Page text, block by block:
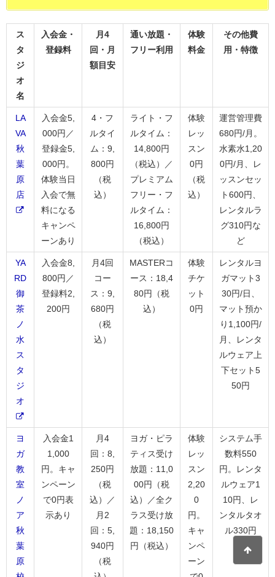
ス
タ
ジ
オ
名
入会金・
登録料
月4
回・月
額目安
通い放題・
フリー利用
体験
料金
その他費
用・特徴
LA
VA
秋
葉
原
店
入会金5,
000円／
登録金5,
000円。
体験当日
入会で無
料になる
キャンペ
ーンあり
4・フ
ルタイ
ム：9,
800円
（税
込）
ライト・フ
ルタイム：
14,800円
（税込）／
プレミアム
フリー・フ
ルタイム：
16,800円
（税込）
体験
レッ
スン
0円
（税
込）
運営管理費
680円/月。
水素水1,20
0円/月、レ
ッスンセッ
ト600円、
レンタルラ
グ310円な
ど
YA
RD
御
茶
ノ
水
ス
タ
ジ
オ
入会金8,
800円／
登録料2,
200円
月4回
コー
ス：9,
680円
（税
込）
MASTERコ
ース：18,4
80円（税
込）
体験
チケ
ット
0円
レンタルヨ
ガマット3
30円/日、
マット預か
り1,100円/
月、レンタ
ルウェア上
下セット5
50円
ヨ
ガ
教
室
ノ
ア
秋
葉
原
入会金1
1,000
円。キャ
ンペーン
で0円表
示あり
月4
回：8,
250円
（税
込）／
月2
回：5,
940円
（税
ヨガ・ピラ
ティス受け
放題：11,0
00円（税
込）／全ク
ラス受け放
題：18,150
円（税込）
体験
レッ
スン
2,20
0
円。
キャ
ンペ
ーン
システム手
数料550
円。レンタ
ルウェア1
10円、レ
ンタルタオ
ル330円